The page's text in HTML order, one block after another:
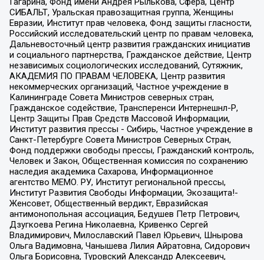
СИБАЛЬТ, Уральская правозащитная группа, Женщины
Евразии, Институт прав человека, Фонд защиты гласности,
Российский исследовательский центр по правам человека,
Дальневосточный центр развития гражданских инициатив
и социального партнерства, Гражданское действие, Центр
независимых социологических исследований, Сутяжник,
АКАДЕМИЯ ПО ПРАВАМ ЧЕЛОВЕКА, Центр развития
некоммерческих организаций, Частное учреждение в
Калининграде Совета Министров северных стран,
Гражданское содействие, Трансперенси Интернешнл-Р,
Центр Защиты Прав Средств Массовой Информации,
Институт развития прессы - Сибирь, Частное учреждение в
Санкт-Петербурге Совета Министров Северных Стран,
Фонд поддержки свободы прессы, Гражданский контроль,
Человек и Закон, Общественная комиссия по сохранению
наследия академика Сахарова, Информационное
агентство МЕМО. РУ, Институт региональной прессы,
Институт Развития Свободы Информации, Экозащита!-
Женсовет, Общественный вердикт, Евразийская
антимонопольная ассоциация, Бедушев Петр Петрович,
Дзугкоева Регина Николаевна, Кривенко Сергей
Владимирович, Милославский Павел Юрьевич, Шнырова
Ольга Вадимовна, Чанышева Лилия Айратовна, Сидорович
Ольга Борисовна, Туровский Александр Алексеевич,